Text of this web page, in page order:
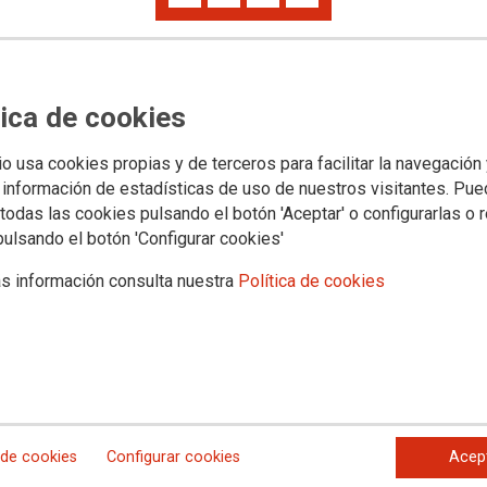
de cookies
usa cookies propias y de terceros para facilitar la navegación
de estadísticas de uso de nuestros visitantes.
las cookies pulsando el botón 'Aceptar' o configurarlas o
el botón 'Configurar cookies'
información consulta nuestra Política de cookies
cookies Configurar cookies
jurídicos Transparencia PROVINCIAS SECTORES Archivo documental y
una doble escala
en justicia juvenil
de aplicación del V
Andalucía ha anunciado que iniciará procesos judiciales
el V convenio en Justicia Juvenil, al tiempo que
salarial para profesionales que realizan el mismo trabajo.